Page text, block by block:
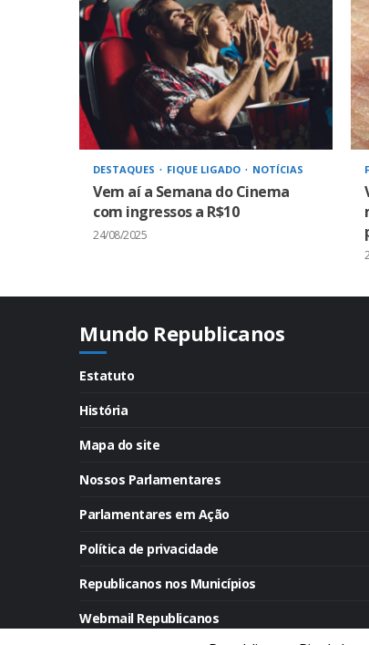
DESTAQUES FIQUE LIGADO NOTÍCIAS
Vem aí a Semana do Cinema
com ingressos a R$10
24/08/2025
Mundo Republicanos
Estatuto
História
Mapa do site
Nossos Parlamentares
Parlamentares em Ação
Política de privacidade
Republicanos nos Municípios
Webmail Republicanos